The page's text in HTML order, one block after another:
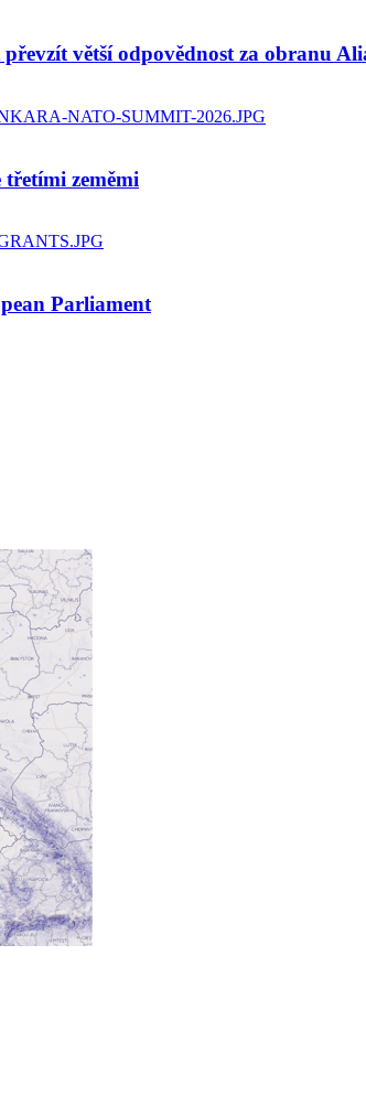
větší odpovědnost za obranu
zeměmi
Parliament